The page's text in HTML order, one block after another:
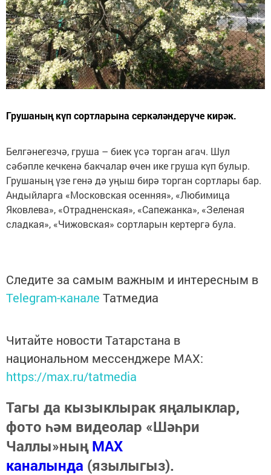
Грушаның күп сортларына серкәләндерүче кирәк.
Белгәнегезчә, груша – биек үсә торган агач. Шул
сәбәпле кечкенә бакчалар өчен ике груша күп булыр.
Грушаның үзе генә дә уңыш бирә торган сортлары бар.
Андыйларга «Московская осенняя», «Любимица
Яковлева», «Отрадненская», «Сапежанка», «Зеленая
сладкая», «Чижовская» сортларын кертергә була.
Следите за самым важным и интересным в
Telegram-канале Татмедиа
Читайте новости Татарстана в
национальном мессенджере MАХ:
https://max.ru/tatmedia
Тагы да кызыклырак яңалыклар,
фото һәм видеолар «Шәһри
Чаллы»ныңMAX
каналында (язылыгыз).